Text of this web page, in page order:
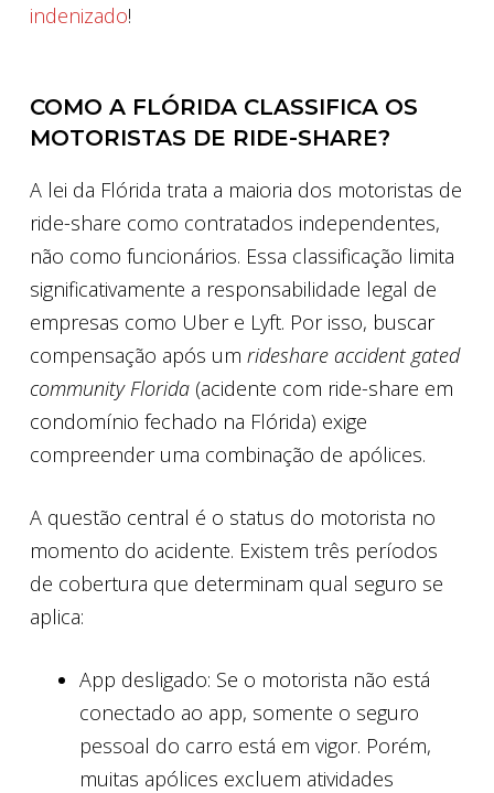
indenizado!
COMO A FLÓRIDA CLASSIFICA OS
MOTORISTAS DE RIDE-SHARE?
A lei da Flórida trata a maioria dos motoristas de
ride-share como contratados independentes,
não como funcionários. Essa classificação limita
significativamente a responsabilidade legal de
empresas como Uber e Lyft. Por isso, buscar
compensação após um rideshare accident gated
community Florida (acidente com ride-share em
condomínio fechado na Flórida) exige
compreender uma combinação de apólices.
A questão central é o status do motorista no
momento do acidente. Existem três períodos
de cobertura que determinam qual seguro se
aplica:
App desligado: Se o motorista não está
conectado ao app, somente o seguro
pessoal do carro está em vigor. Porém,
muitas apólices excluem atividades